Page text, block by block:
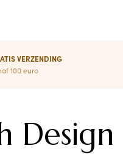
VERZENDING
100 euro
Design